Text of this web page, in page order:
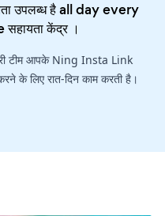
उपलब्ध है all day every
सहायता केंद्र।
टीम आपके Ning Insta Link
के लिए रात-दिन काम करती है।